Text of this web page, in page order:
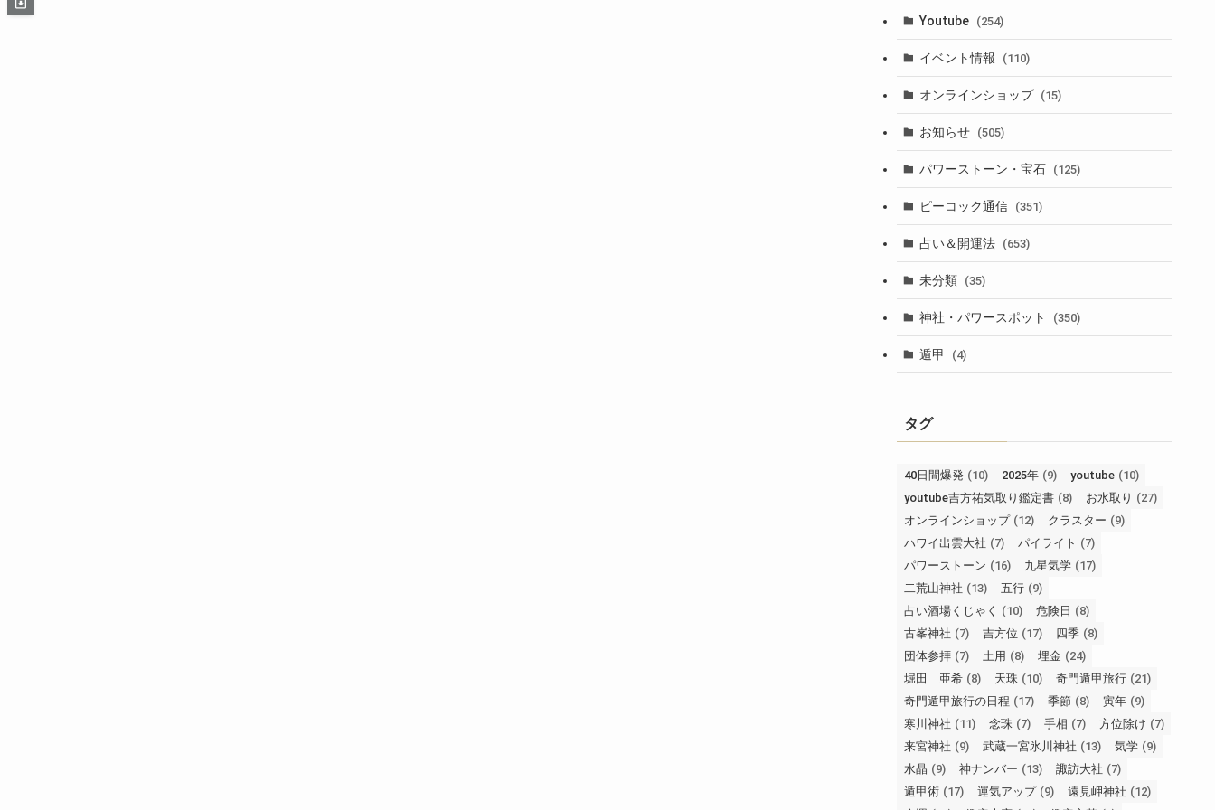
Youtube (254)
イベント情報 (110)
オンラインショップ (15)
お知らせ (505)
パワーストーン・宝石 (125)
ピーコック通信 (351)
占い＆開運法 (653)
未分類 (35)
神社・パワースポット (350)
遁甲 (4)
タグ
40日間爆発 (10) 2025年 (9) youtube (10)
youtube吉方祐気取り鑑定書 (8) お水取り (27)
オンラインショップ (12) クラスター (9)
ハワイ出雲大社 (7) パイライト (7)
パワーストーン (16) 九星気学 (17)
二荒山神社 (13) 五行 (9)
占い酒場くじゃく
(10) 危険日 (8)
古峯神社 (7) 吉方位 (17) 四季 (8)
団体参拝 (7) 土用 (8) 埋金 (24)
堀田 亜希 (8) 天珠 (10) 奇門遁甲旅行 (21)
奇門遁甲旅行の日程 (17) 季節 (8) 寅年 (9)
寒川神社 (11) 念珠 (7) 手相 (7) 方位除け (7)
来宮神社 (9) 武蔵一宮氷川神社 (13) 気学 (9)
水晶 (9) 神ナンバー (13) 諏訪大社 (7)
遁甲術 (17) 運気アップ (9) 遠見岬神社 (12)